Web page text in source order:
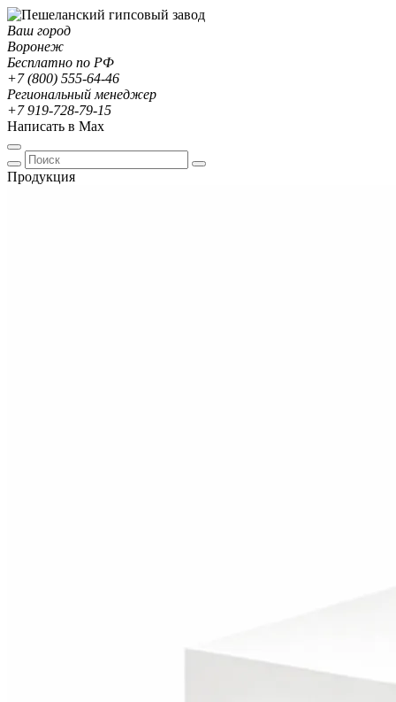
Ваш город
Воронеж
Бесплатно по РФ
+7 (800) 555-64-46
Региональный менеджер
+7 919-728-79-15
Написать в Max
Продукция